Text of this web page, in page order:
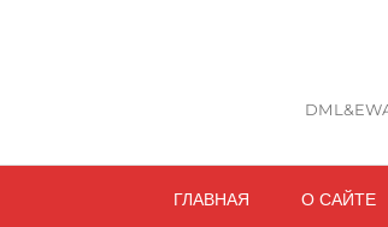
ГЛАВНАЯ О САЙТЕ